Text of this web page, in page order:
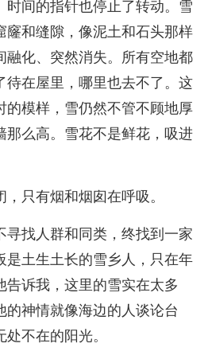
时间的指针也停止了转动。雪
窿和缝隙，像泥土和石头那样
融化、突然消失。所有空地都
待在屋里，哪里也去不了。这
的模样，雪仍然不管不顾地厚
那么高。雪花不是鲜花，吸进
只有烟和烟囱在呼吸。
寻找人群和同类，终找到一家
是土生土长的雪乡人，只在年
告诉我，这里的雪实在太多
的神情就像海边的人谈论台
不在的阳光。